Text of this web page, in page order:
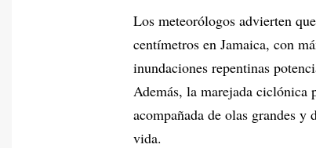
Los meteorólogos advierten
centímetros en Jamaica, con
inundaciones repentinas
Además, la marejada ciclónica
acompañada de olas grandes y
vida.